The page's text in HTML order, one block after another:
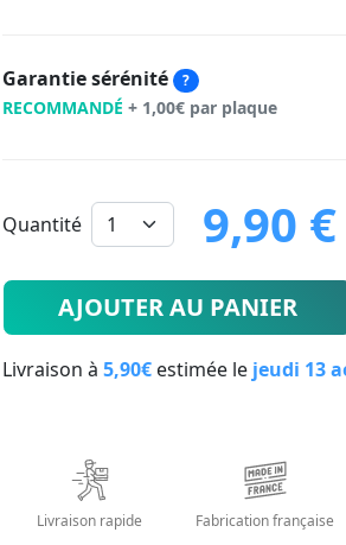
Garantie sérénité ?
RECOMMANDÉ + 1,00€ par plaque
Quantité 9,90 €
9.9 €
AJOUTER AU PANIER
Livraison à 5,90€ estimée le jeudi 13
Livraison rapide Fabrication française